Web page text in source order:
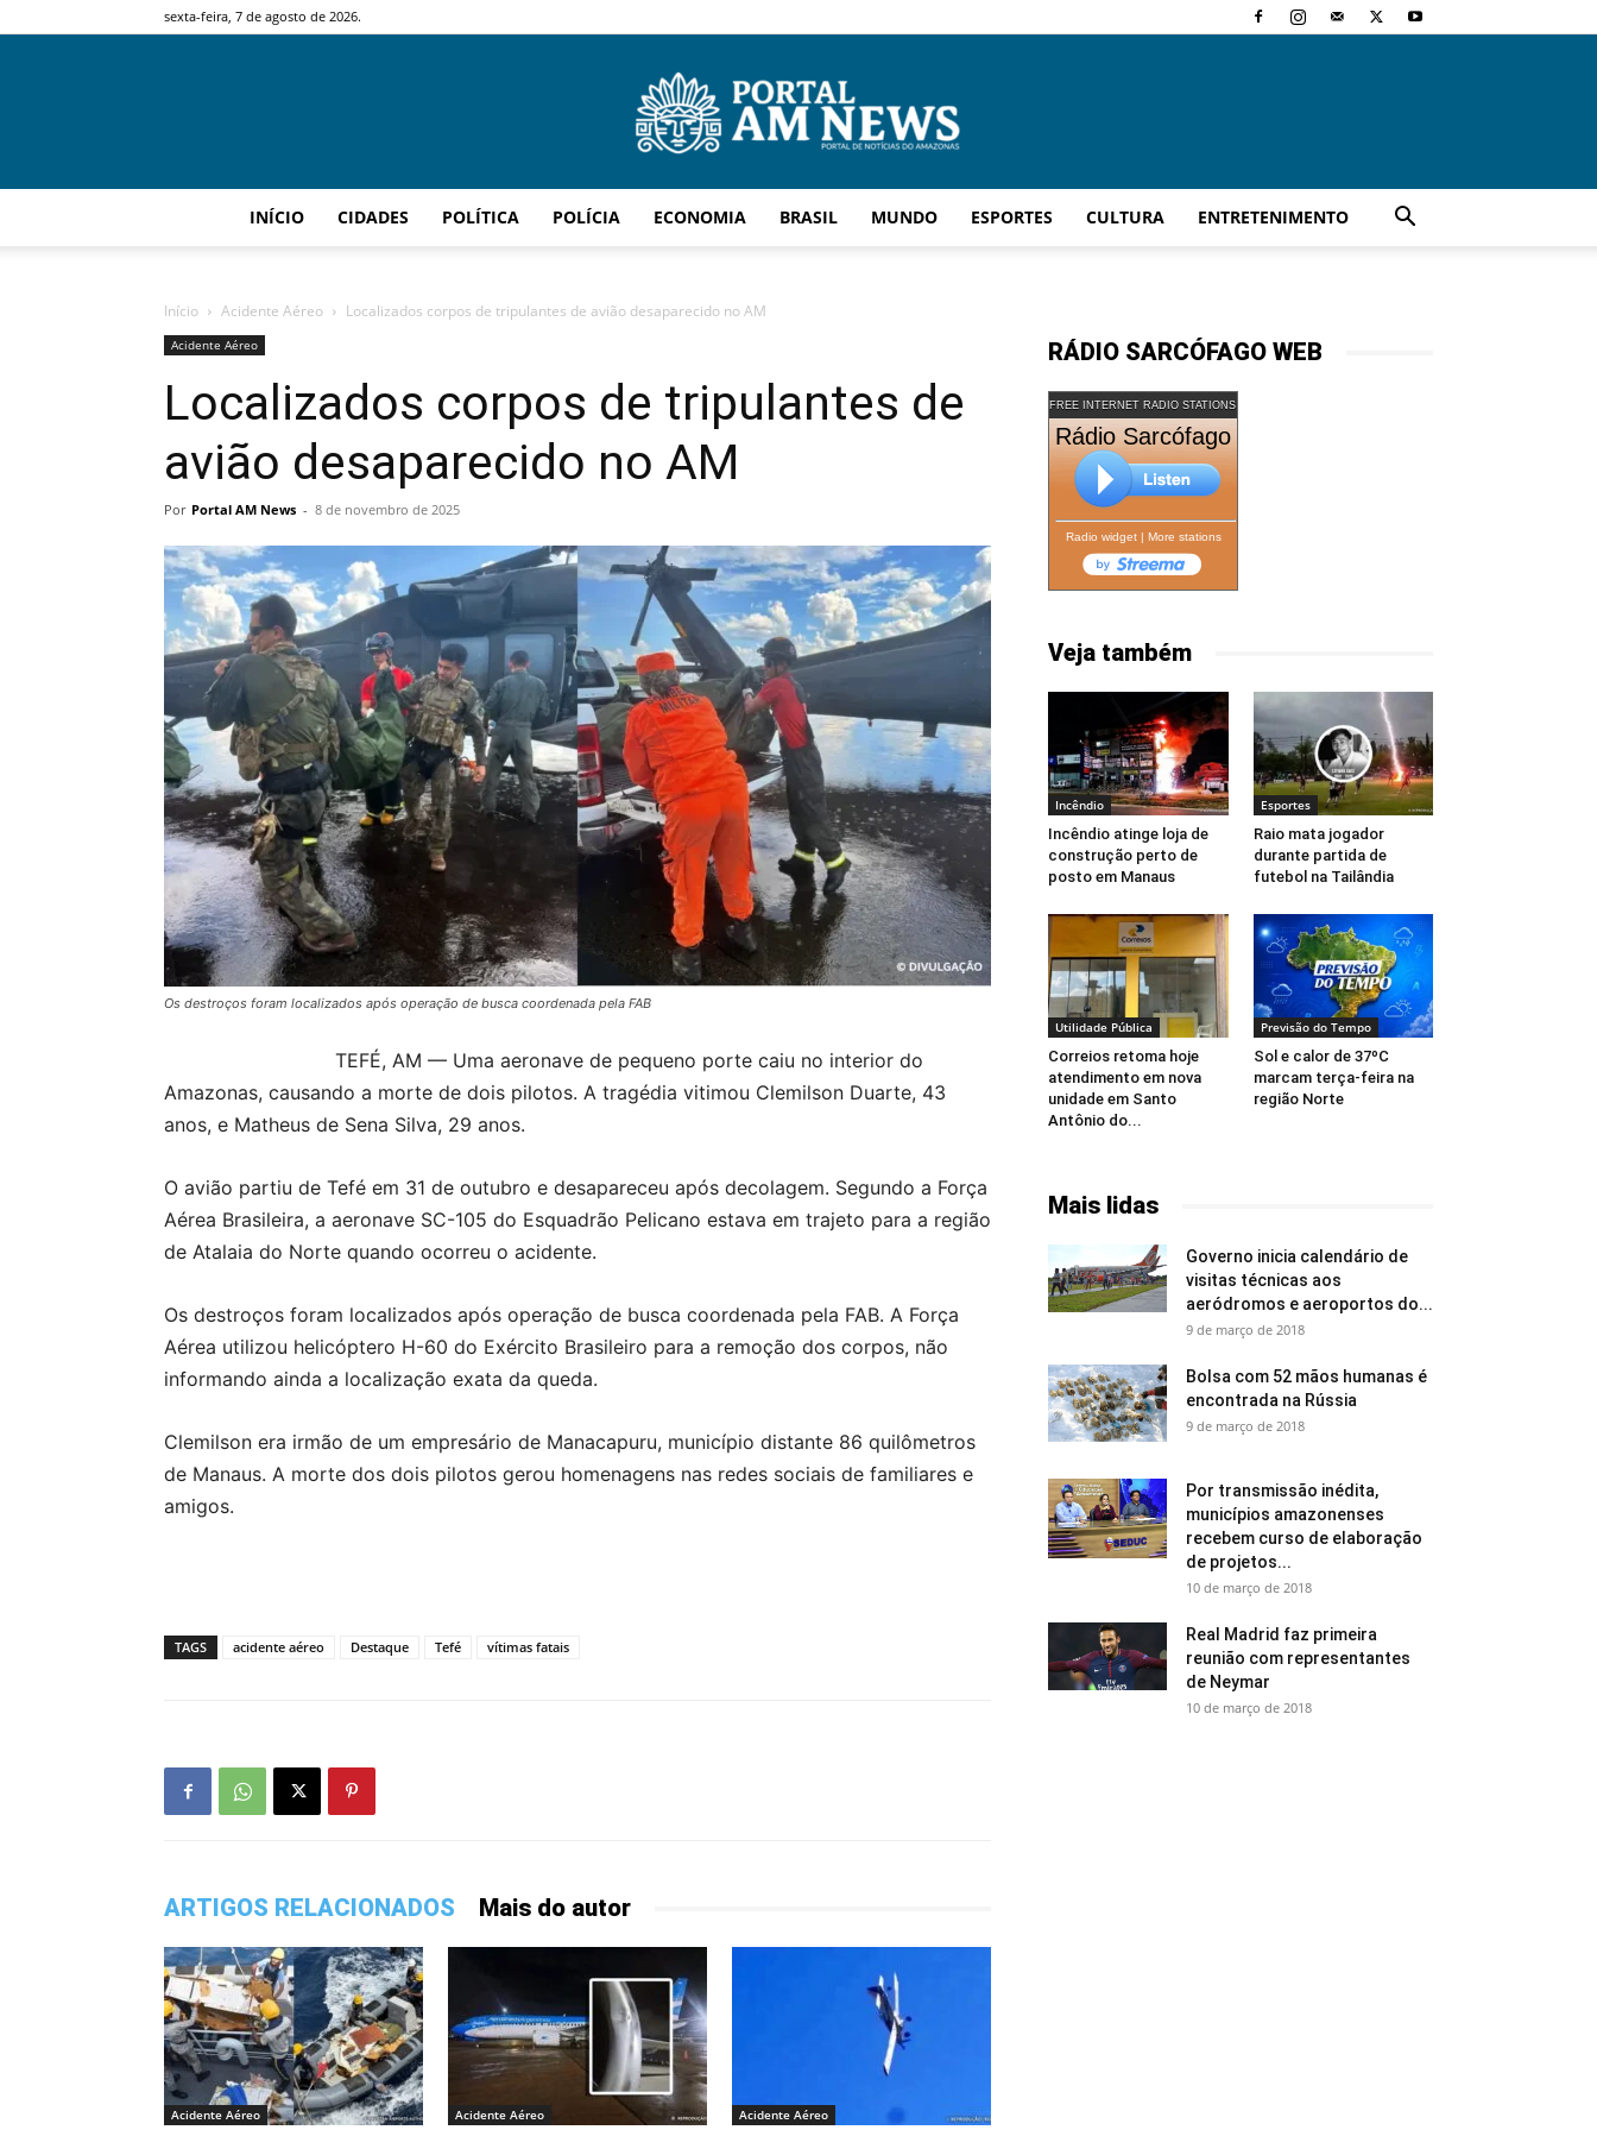
sexta-feira, 7 de agosto de 2026.
News
INÍCIO CIDADES POLÍTICA POLÍCIA ECONOMIA BRASIL MUNDO ESPORTES CULTURA ENTRETENIMENTO
Início Acidente Aéreo Localizados corpos de tripulantes de avião desaparecido no AM
Acidente Aéreo
Localizados corpos de tripulantes de
avião desaparecido no AM
Por Portal AM News - 8 de novembro de 2025
Os destroços foram localizados após operação de busca coordenada pela FAB
TEFÉ, AM — Uma aeronave de pequeno porte caiu no interior do
Amazonas, causando a morte de dois pilotos. A tragédia vitimou Clemilson Duarte, 43
anos, e Matheus de Sena Silva, 29 anos.
O avião partiu de Tefé em 31 de outubro e desapareceu após decolagem. Segundo a Força
Aérea Brasileira, a aeronave SC-105 do Esquadrão Pelicano estava em trajeto para a região
de Atalaia do Norte quando ocorreu o acidente.
Os destroços foram localizados após operação de busca coordenada pela FAB. A Força
Aérea utilizou helicóptero H-60 do Exército Brasileiro para a remoção dos corpos, não
informando ainda a localização exata da queda.
Clemilson era irmão de um empresário de Manacapuru, município distante 86 quilômetros
de Manaus. A morte dos dois pilotos gerou homenagens nas redes sociais de familiares e
amigos.
TAGS acidente aéreo Destaque Tefé vítimas fatais
ARTIGOS RELACIONADOS Mais do autor
Acidente Aéreo Acidente Aéreo Acidente Aéreo
RÁDIO SARCÓFAGO WEB
FREE INTERNET RADIO STATIONS
Rádio Sarcófago
Radio widget| More stations
Veja também
Incêndio
Incêndio atinge loja de
construção perto de
posto em Manaus
Esportes
Raio mata jogador
durante partida de
futebol na Tailândia
Utilidade Pública
Correios retoma hoje
atendimento em nova
unidade em Santo
Antônio do...
Previsão do Tempo
Sol e calor de 37ºC
marcam terça-feira na
região Norte
Mais lidas
Governo inicia calendário de
visitas técnicas aos
aeródromos e aeroportos do...
9 de março de 2018
Bolsa com 52 mãos humanas é
encontrada na Rússia
9 de março de 2018
Por transmissão inédita,
municípios amazonenses
recebem curso de elaboração
de projetos...
10 de março de 2018
Real Madrid faz primeira
reunião com representantes
de Neymar
10 de março de 2018